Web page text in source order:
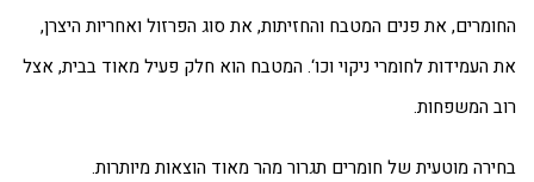
את פנים המטבח והחזיתות, את סוג הפרזול ואחריות היצרן,
העמידות לחומרי ניקוי וכו‘. המטבח הוא חלק פעיל מאוד בבית, אצל
המשפחות.
מוטעית של חומרים תגרור מהר מאוד הוצאות מיותרות.